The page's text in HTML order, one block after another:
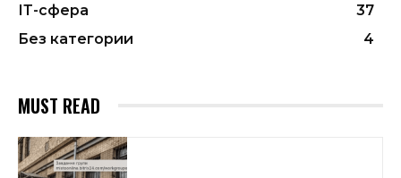
ІТ-сфера
37
Без категории
4
MUST READ